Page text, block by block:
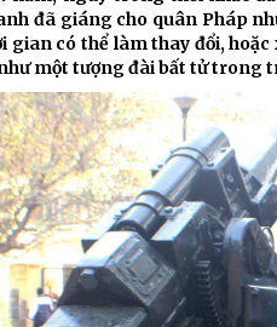
Kỹ thuật
Hậu phương quân đội
Giáo dục Quốc phòng và An
đã giáng cho quân Pháp
gian có thể làm thay đổi,
một tượng đài bất tử trong